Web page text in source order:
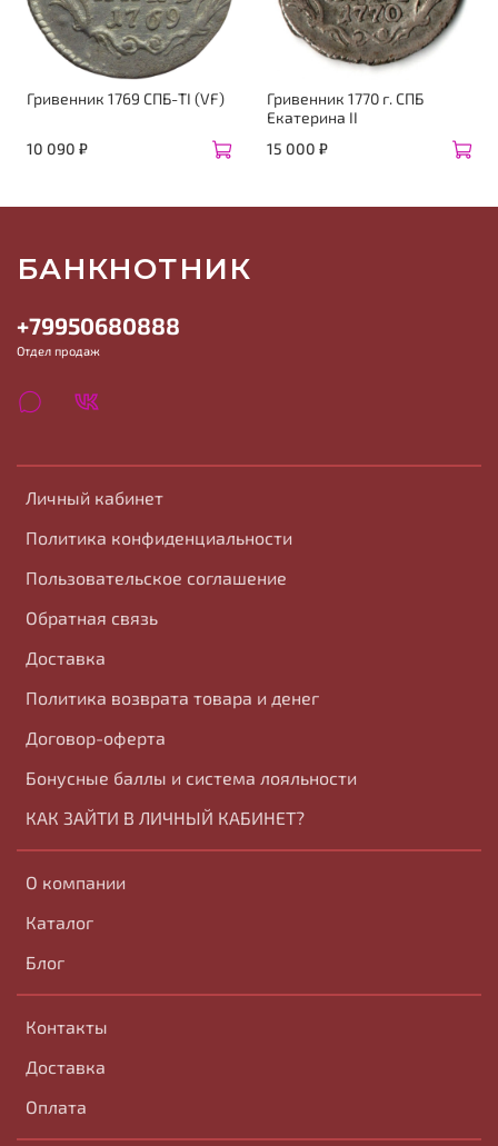
Гривенник 1769 СПБ-TI (VF)
10 090 ₽
Гривенник 1770 г. СПБ
Екатерина II
15 000 ₽
Личный кабинет
Политика конфиденциальности
Пользовательское соглашение
Обратная связь
Доставка
Политика возврата товара и денег
Договор-оферта
Бонусные баллы и система лояльности
КАК ЗАЙТИ В ЛИЧНЫЙ КАБИНЕТ?
О компании
Каталог
Блог
Контакты
Доставка
Оплата
+79950680888
Отдел продаж
БАНКНОТНИК